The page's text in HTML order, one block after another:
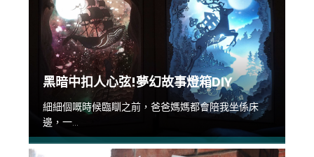
黑暗中扣人心弦!夢幻故事燈箱DIY
細細個嘅時候臨瞓之前，爸爸媽媽都會陪我坐係床
邊，一...